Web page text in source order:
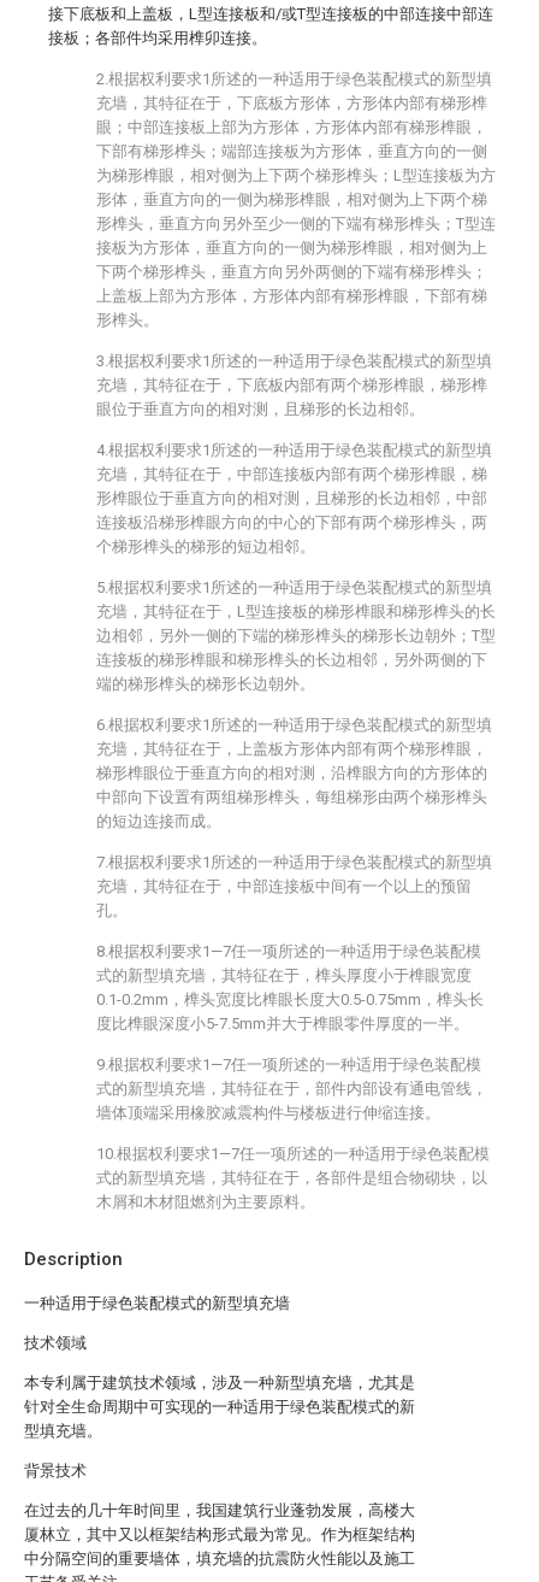
Description
一种适用于绿色装配模式的新型填充墙
技术领域
本专利属于建筑技术领域，涉及一种新型填充墙，尤其是
针对全生命周期中可实现的一种适用于绿色装配模式的新
型填充墙。
背景技术
在过去的几十年时间里，我国建筑行业蓬勃发展，高楼大
厦林立，其中又以框架结构形式最为常见。作为框架结构
中分隔空间的重要墙体，填充墙的抗震防火性能以及施工
接下底板和上盖板，L型连接板和/或T型连接板的中部连接中部连
接板；各部件均采用榫卯连接。
2.根据权利要求1所述的一种适用于绿色装配模式的新型填
充墙，其特征在于，下底板方形体，方形体内部有梯形榫
眼；中部连接板上部为方形体，方形体内部有梯形榫眼，
下部有梯形榫头；端部连接板为方形体，垂直方向的一侧
为梯形榫眼，相对侧为上下两个梯形榫头；L型连接板为方
形体，垂直方向的一侧为梯形榫眼，相对侧为上下两个梯
形榫头，垂直方向另外至少一侧的下端有梯形榫头；T型连
接板为方形体，垂直方向的一侧为梯形榫眼，相对侧为上
下两个梯形榫头，垂直方向另外两侧的下端有梯形榫头；
上盖板上部为方形体，方形体内部有梯形榫眼，下部有梯
形榫头。
3.根据权利要求1所述的一种适用于绿色装配模式的新型填
充墙，其特征在于，下底板内部有两个梯形榫眼，梯形榫
眼位于垂直方向的相对测，且梯形的长边相邻。
4.根据权利要求1所述的一种适用于绿色装配模式的新型填
充墙，其特征在于，中部连接板内部有两个梯形榫眼，梯
形榫眼位于垂直方向的相对测，且梯形的长边相邻，中部
连接板沿梯形榫眼方向的中心的下部有两个梯形榫头，两
个梯形榫头的梯形的短边相邻。
5.根据权利要求1所述的一种适用于绿色装配模式的新型填
充墙，其特征在于，L型连接板的梯形榫眼和梯形榫头的长
边相邻，另外一侧的下端的梯形榫头的梯形长边朝外；T型
连接板的梯形榫眼和梯形榫头的长边相邻，另外两侧的下
端的梯形榫头的梯形长边朝外。
6.根据权利要求1所述的一种适用于绿色装配模式的新型填
充墙，其特征在于，上盖板方形体内部有两个梯形榫眼，
梯形榫眼位于垂直方向的相对测，沿榫眼方向的方形体的
中部向下设置有两组梯形榫头，每组梯形由两个梯形榫头
的短边连接而成。
7.根据权利要求1所述的一种适用于绿色装配模式的新型填
充墙，其特征在于，中部连接板中间有一个以上的预留
孔。
8.根据权利要求1—7任一项所述的一种适用于绿色装配模
式的新型填充墙，其特征在于，榫头厚度小于榫眼宽度
0.1-0.2mm，榫头宽度比榫眼长度大0.5-0.75mm，榫头长
度比榫眼深度小5-7.5mm并大于榫眼零件厚度的一半。
9.根据权利要求1—7任一项所述的一种适用于绿色装配模
式的新型填充墙，其特征在于，部件内部设有通电管线，
墙体顶端采用橡胶减震构件与楼板进行伸缩连接。
10.根据权利要求1—7任一项所述的一种适用于绿色装配模
式的新型填充墙，其特征在于，各部件是组合物砌块，以
木屑和木材阻燃剂为主要原料。